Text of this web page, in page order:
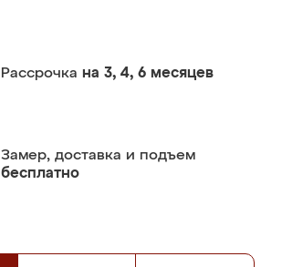
Рассрочка на 3, 4, 6 месяцев
Замер, доставка и подъем
бесплатно